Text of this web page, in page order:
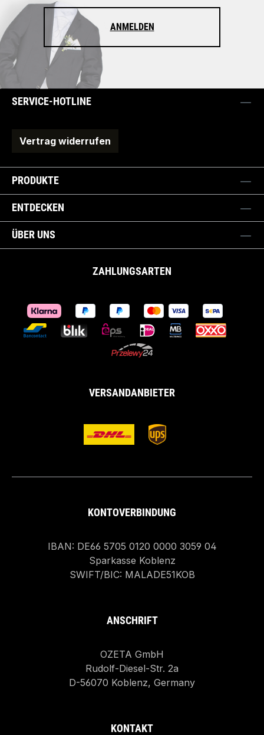
ANMELDEN
SERVICE-HOTLINE
Vertrag widerrufen
PRODUKTE
ENTDECKEN
ÜBER UNS
ZAHLUNGSARTEN
VERSANDANBIETER
KONTOVERBINDUNG
IBAN: DE66 5705 0120 0000 3059 04
Sparkasse Koblenz
SWIFT/BIC: MALADE51KOB
ANSCHRIFT
OZETA GmbH
Rudolf-Diesel-Str. 2a
D-56070 Koblenz, Germany
KONTAKT